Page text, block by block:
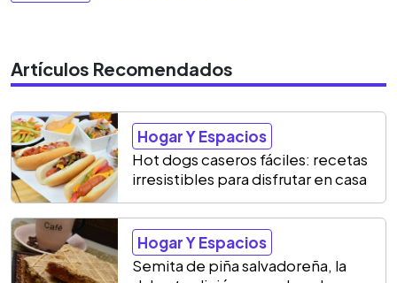
Artículos Recomendados
Hogar Y Espacios
Hot dogs caseros fáciles: recetas
irresistibles para disfrutar en casa
Hogar Y Espacios
Semita de piña salvadoreña, la